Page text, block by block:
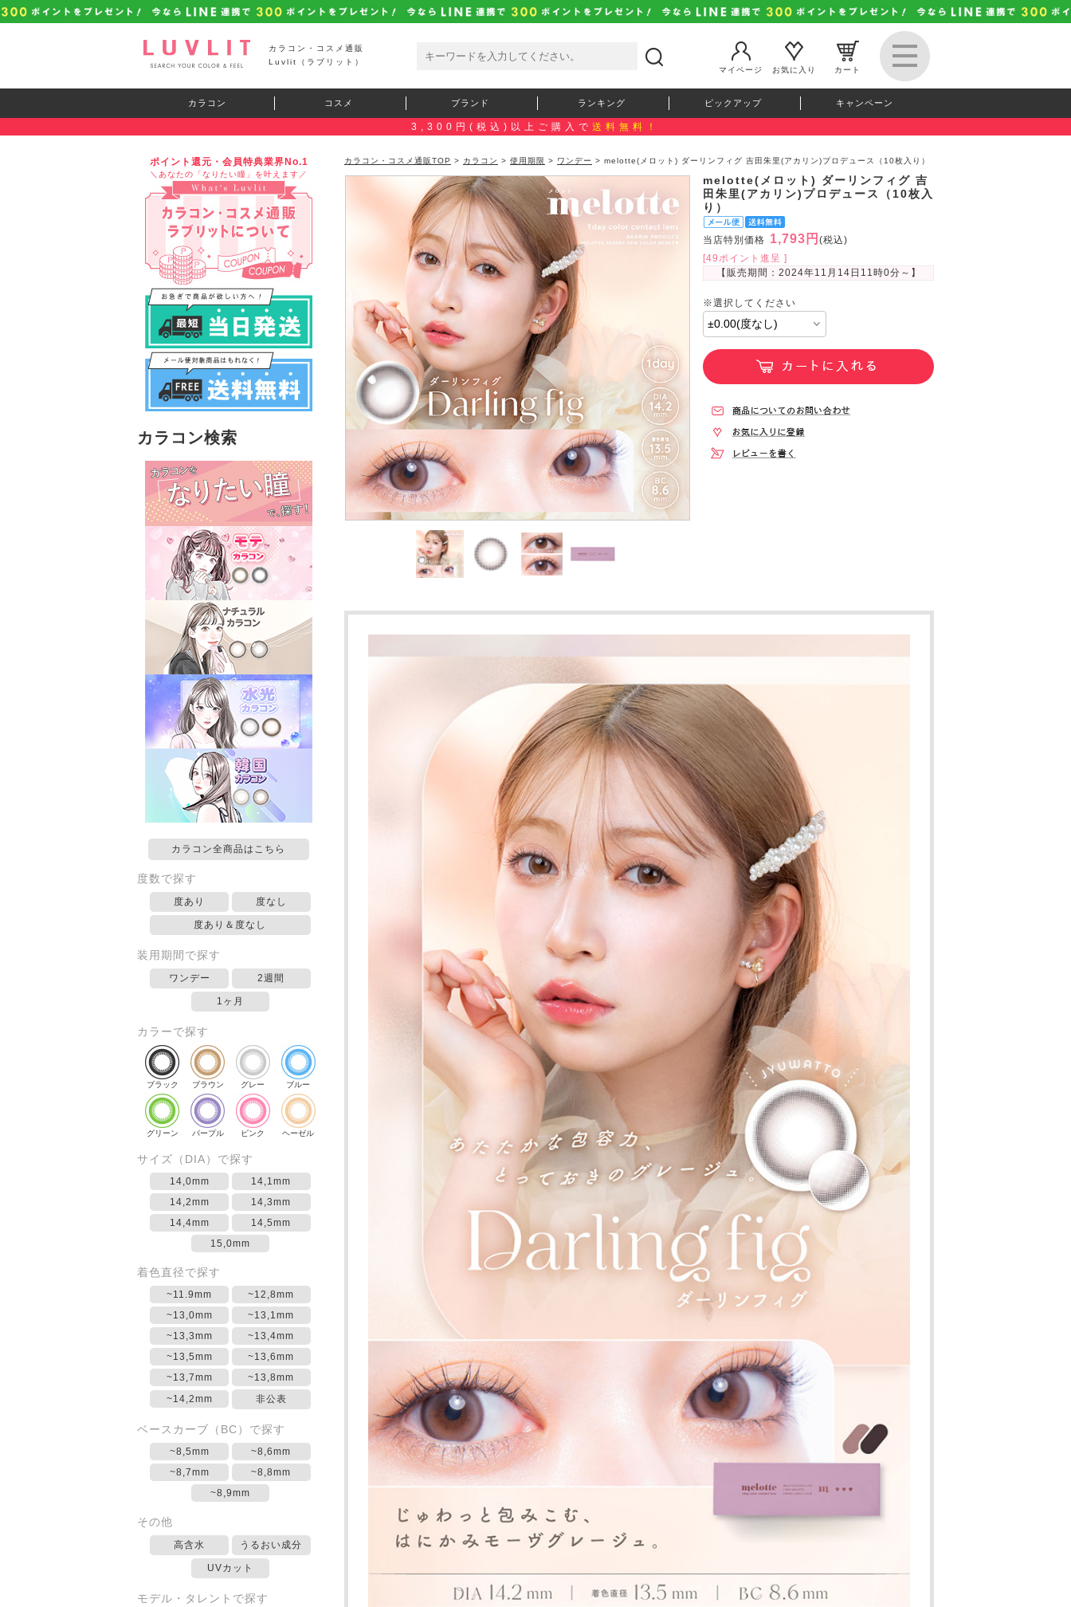
カラコン・コスメ通販
Luvlit（ラブリット）
マイページ
お気に入り カート
カラコン コスメ ブランド ランキング ピックアップ キャンペーン
3,300円(税込)以上ご購入で 送料無料！
ポイント還元・会員特典業界No.1
＼あなたの「なりたい瞳」を叶えます／
カラコン検索
カラコン全商品はこちら
度数で探す
度あり 度なし
度あり＆度なし
装用期間で探す
ワンデー 2週間
1ヶ月
カラーで探す
ブラック ブラウン グレー ブルー
グリーン パープル ピンク ヘーゼル
サイズ（DIA）で探す
14,0mm
14,1mm
14,2mm
14,3mm
14,4mm
14,5mm
15,0mm
着色直径で探す
~11.9mm
~12,8mm
~13,0mm
~13,1mm
~13,3mm
~13,4mm
~13,5mm
~13,6mm
~13,7mm
~13,8mm
~14,2mm
非公表
ベースカーブ（BC）で探す
~8,5mm
~8,6mm
~8,7mm
~8,8mm
~8,9mm
その他
高含水 うるおい成分
UVカット
モデル・タレントで探す
カラコン・コスメ通販TOP > カラコン > 使用期限 > ワンデー > melotte(メロット) ダーリンフィグ 吉田朱里(アカリン)プロデュース（10枚入り）
melotte(メロット) ダーリンフィグ 吉
田朱里(アカリン)プロデュース（10枚入
り）
当店特別価格 1,793円 (税込)
[49ポイント進呈 ]
【販売期間： 2024年11月14日11時0分 ～】